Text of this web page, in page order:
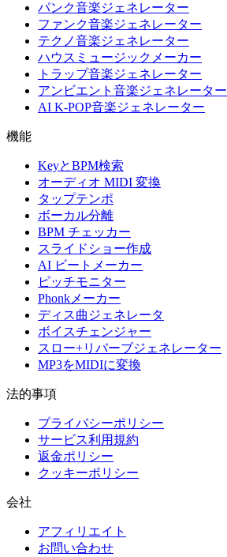
パンク音楽ジェネレーター
ファンク音楽ジェネレーター
テクノ音楽ジェネレーター
ハウスミュージックメーカー
トラップ音楽ジェネレーター
アンビエント音楽ジェネレーター
AI K-POP音楽ジェネレーター
機能
KeyとBPM検索
オーディオ MIDI 変換
タップテンポ
ボーカル分離
BPM チェッカー
スライドショー作成
AI ビートメーカー
ピッチモニター
Phonkメーカー
ディス曲ジェネレータ
ボイスチェンジャー
スロー+リバーブジェネレーター
MP3をMIDIに変換
法的事項
プライバシーポリシー
サービス利用規約
返金ポリシー
クッキーポリシー
会社
アフィリエイト
お問い合わせ